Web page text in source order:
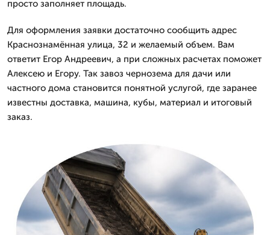
просто заполняет площадь.
Для оформления заявки достаточно сообщить адрес
Краснознамённая улица, 32 и желаемый объем. Вам
ответит Егор Андреевич, а при сложных расчетах поможет
Алексею и Егору. Так завоз чернозема для дачи или
частного дома становится понятной услугой, где заранее
известны доставка, машина, кубы, материал и итоговый
заказ.